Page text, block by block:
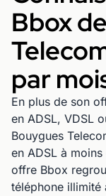
Bbox
par
En plus de son
en ADSL, VDSL
Bouygues
en ADSL à
offre Bbox
téléphone illimité